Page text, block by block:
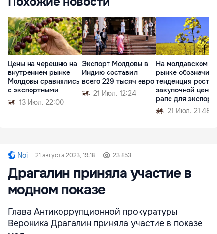
Цены на черешню на
внутреннем рынке
Молдовы сравнялись
с экспортными
13 Июл. 22:00
Экспорт Молдовы в
Индию составил
всего 229 тысяч евро
21 Июл. 12:24
На молдавском
рынке
тенденция роста
закупочной цены
рапс для
21 Июл. 21:48
Noi 21 августа 2023, 19:18 23 853
Драгалин приняла участие в
модном показе
Глава Антикоррупционной прокуратуры
Вероника Драгалин приняла участие в показе